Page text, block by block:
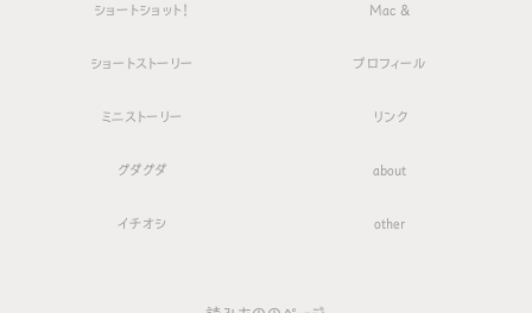
ショートショット！
ショートストーリー
ミニストーリー
グダグダ
イチオシ
Mac &
プロフィール
リンク
about
other